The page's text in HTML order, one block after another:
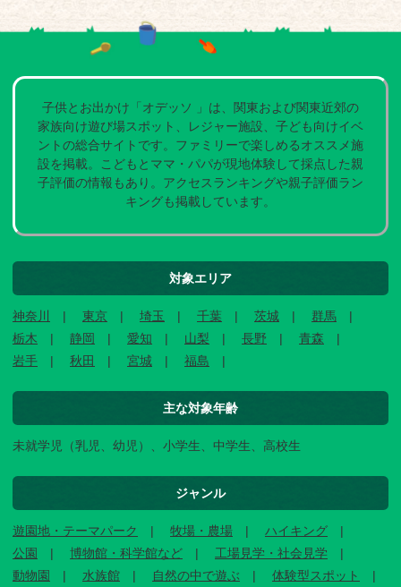
子供とお出かけ「オデッソ 」は、関東および関東近郊の
家族向け遊び場スポット、レジャー施設、子ども向けイベ
ントの総合サイトです。ファミリーで楽しめるオススメ施
設を掲載。こどもとママ・パパが現地体験して採点した親
子評価の情報もあり。アクセスランキングや親子評価ラン
キングも掲載しています。
対象エリア
神奈川 東京 埼玉 千葉 茨城
群馬
栃木
静岡 愛知 山梨 長野
青森
岩手
秋田 宮城 福島
主な対象年齢
未就学児（乳児、幼児）、小学生、中学生、高校生
ジャンル
遊園地・テーマパーク 牧場・農場
ハイキング
公園
博物館・科学館など
工場見学・社会見学
動物園
水族館 自然の中で遊ぶ
体験型スポット